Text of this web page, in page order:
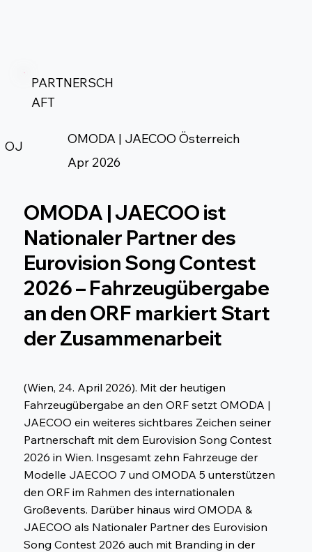
OJ
OMODA | JAECOO Österreich
Apr 2026
PARTNERSCH
AFT
OMODA | JAECOO ist
Nationaler Partner des
Eurovision Song Contest
2026 – Fahrzeugübergabe
an den ORF markiert Start
der Zusammenarbeit
(Wien, 24. April 2026). Mit der heutigen
Fahrzeugübergabe an den ORF setzt OMODA |
JAECOO ein weiteres sichtbares Zeichen seiner
Partnerschaft mit dem Eurovision Song Contest
2026 in Wien. Insgesamt zehn Fahrzeuge der
Modelle JAECOO 7 und OMODA 5 unterstützen
den ORF im Rahmen des internationalen
Großevents. Darüber hinaus wird OMODA &
JAECOO als Nationaler Partner des Eurovision
Song Contest 2026 auch mit Branding in der